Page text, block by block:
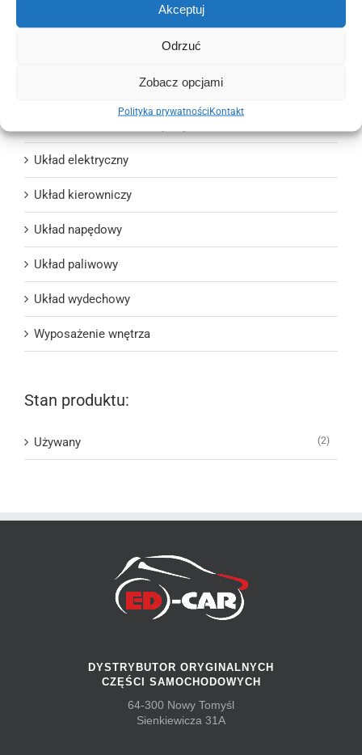
Akceptuj
Odrzuć
Zobacz opcjami
Polityka prywatnościKontakt
Układ elektryczny
Układ kierowniczy
Układ napędowy
Układ paliwowy
Układ wydechowy
Wyposażenie wnętrza
Stan produktu:
Używany (2)
DYSTRYBUTOR ORYGINALNYCH
CZĘŚCI SAMOCHODOWYCH
64-300 Nowy Tomyśl
Sienkiewicza 31A